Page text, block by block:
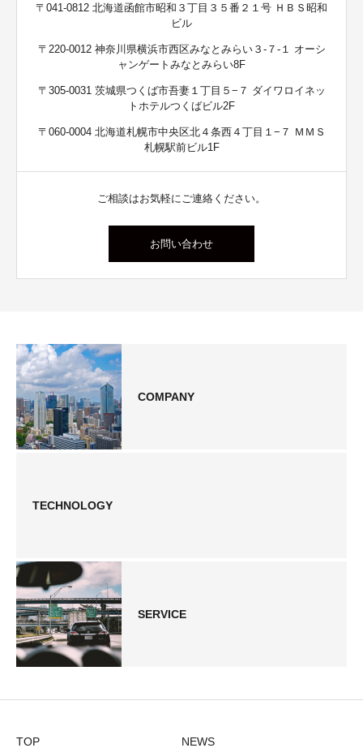
〒041-0812 北海道函館市昭和３丁目３５番２１号 ＨＢＳ昭和
ビル
〒220-0012 神奈川県横浜市西区みなとみらい３-７-１ オーシ
ャンゲートみなとみらい8F
〒305-0031 茨城県つくば市吾妻１丁目５−７ ダイワロイネッ
トホテルつくばビル2F
〒060-0004 北海道札幌市中央区北４条西４丁目１−７ ＭＭＳ
札幌駅前ビル1F
ご相談はお気軽にご連絡ください。
お問い合わせ
COMPANY
TECHNOLOGY
SERVICE
TOP NEWS